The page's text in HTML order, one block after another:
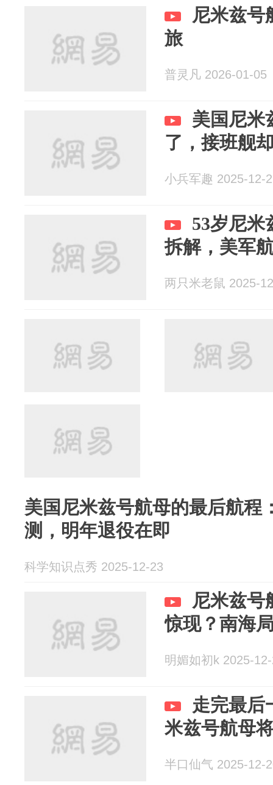
尼米兹号
旅
普灵凡 2026-01-05
美国尼米
了，接班舰
小兵军趣 2025-12-
53岁尼米
拆解，美军
两只米老鼠 2025-
美国尼米兹号航母的最后航程
测，明年退役在即
科学知识点秀 2025-12-23
尼米兹号
惊现？南海
明媚如初k 2025-
走完最后
米兹号航母
半口仙气 2025-12-